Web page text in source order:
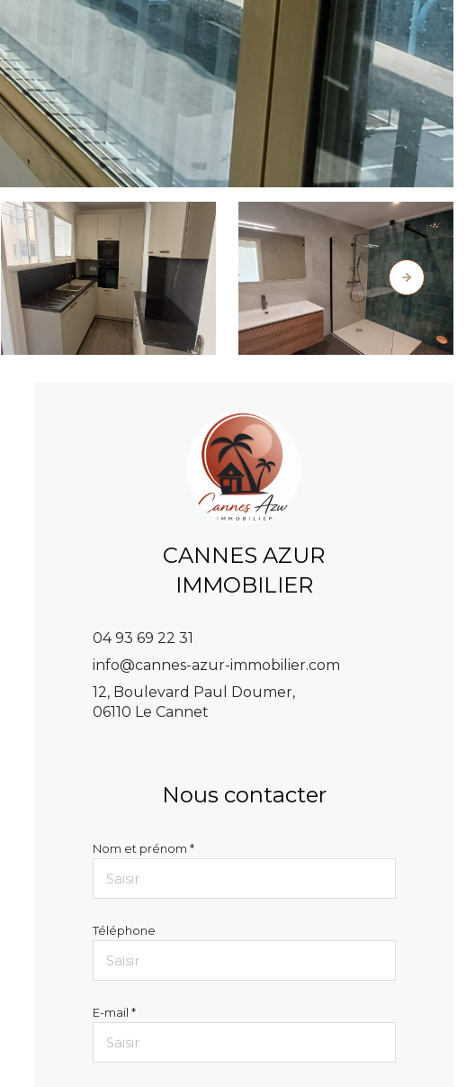
CANNES AZUR
IMMOBILIER
04 93 69 22 31
info@cannes-azur-immobilier.com
12, Boulevard Paul Doumer,
06110 Le Cannet
Nous contacter
Nom et prénom *
Téléphone
E-mail *